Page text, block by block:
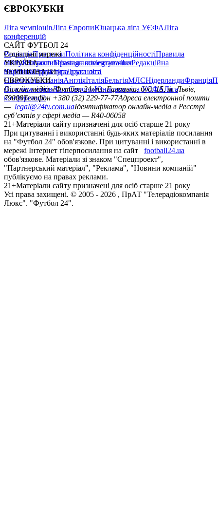
ЄВРОКУБКИ
Ліга чемпіонівЛіга ЄвропиЮнацька ліга УЄФАЛіга
конференцій
САЙТ ФУТБОЛ 24
РедакціяПрогнозиПолітика конфіденційностіПравила
сайтуКонтактиПравила коментуванняРедакційна
політикаСтруктура власності
Соціальні мережі
facebookxyoutubeinstagramtelegramviber
УКРАЇНА
УкраїнаПерша лігаДруга ліга
ЧЕМПІОНАТИ
НімеччинаІспаніяАнгліяІталіяБельгіяМЛСНідерландиФранція
ЄВРОКУБКИ
Ліга чемпіонівЛіга ЄвропиЮнацька ліга УЄФАЛіга
конференцій
Онлайн-медіа «Футбол 24»пл. Галицька, буд. 15, м. Львів,
79008Телефон +380 (32) 229-77-77Адреса електронної пошти
— legal@24tv.com.uaІдентифікатор онлайн-медіа в Реєстрі
суб’єктів у сфері медіа — R40-06058
21+Матеріали сайту призначені для осіб старше 21 року
При цитуванні і використанні будь-яких матеріалів посилання
на "Футбол 24" обов'язкове. При цитуванні і використанні в
мережі Інтернет гіперпосилання на сайт
football24.ua
обов'язкове. Матеріали зі знаком "Спецпроект",
"Партнерський матеріал", "Реклама", "Новини компаній"
публікуємо на правах реклами.
21+Матеріали сайту призначені для осіб старше 21 року
Усi права захищенi. © 2005 - 2026 , ПрАТ "Телерадіокомпанія
Люкс". "Футбол 24".